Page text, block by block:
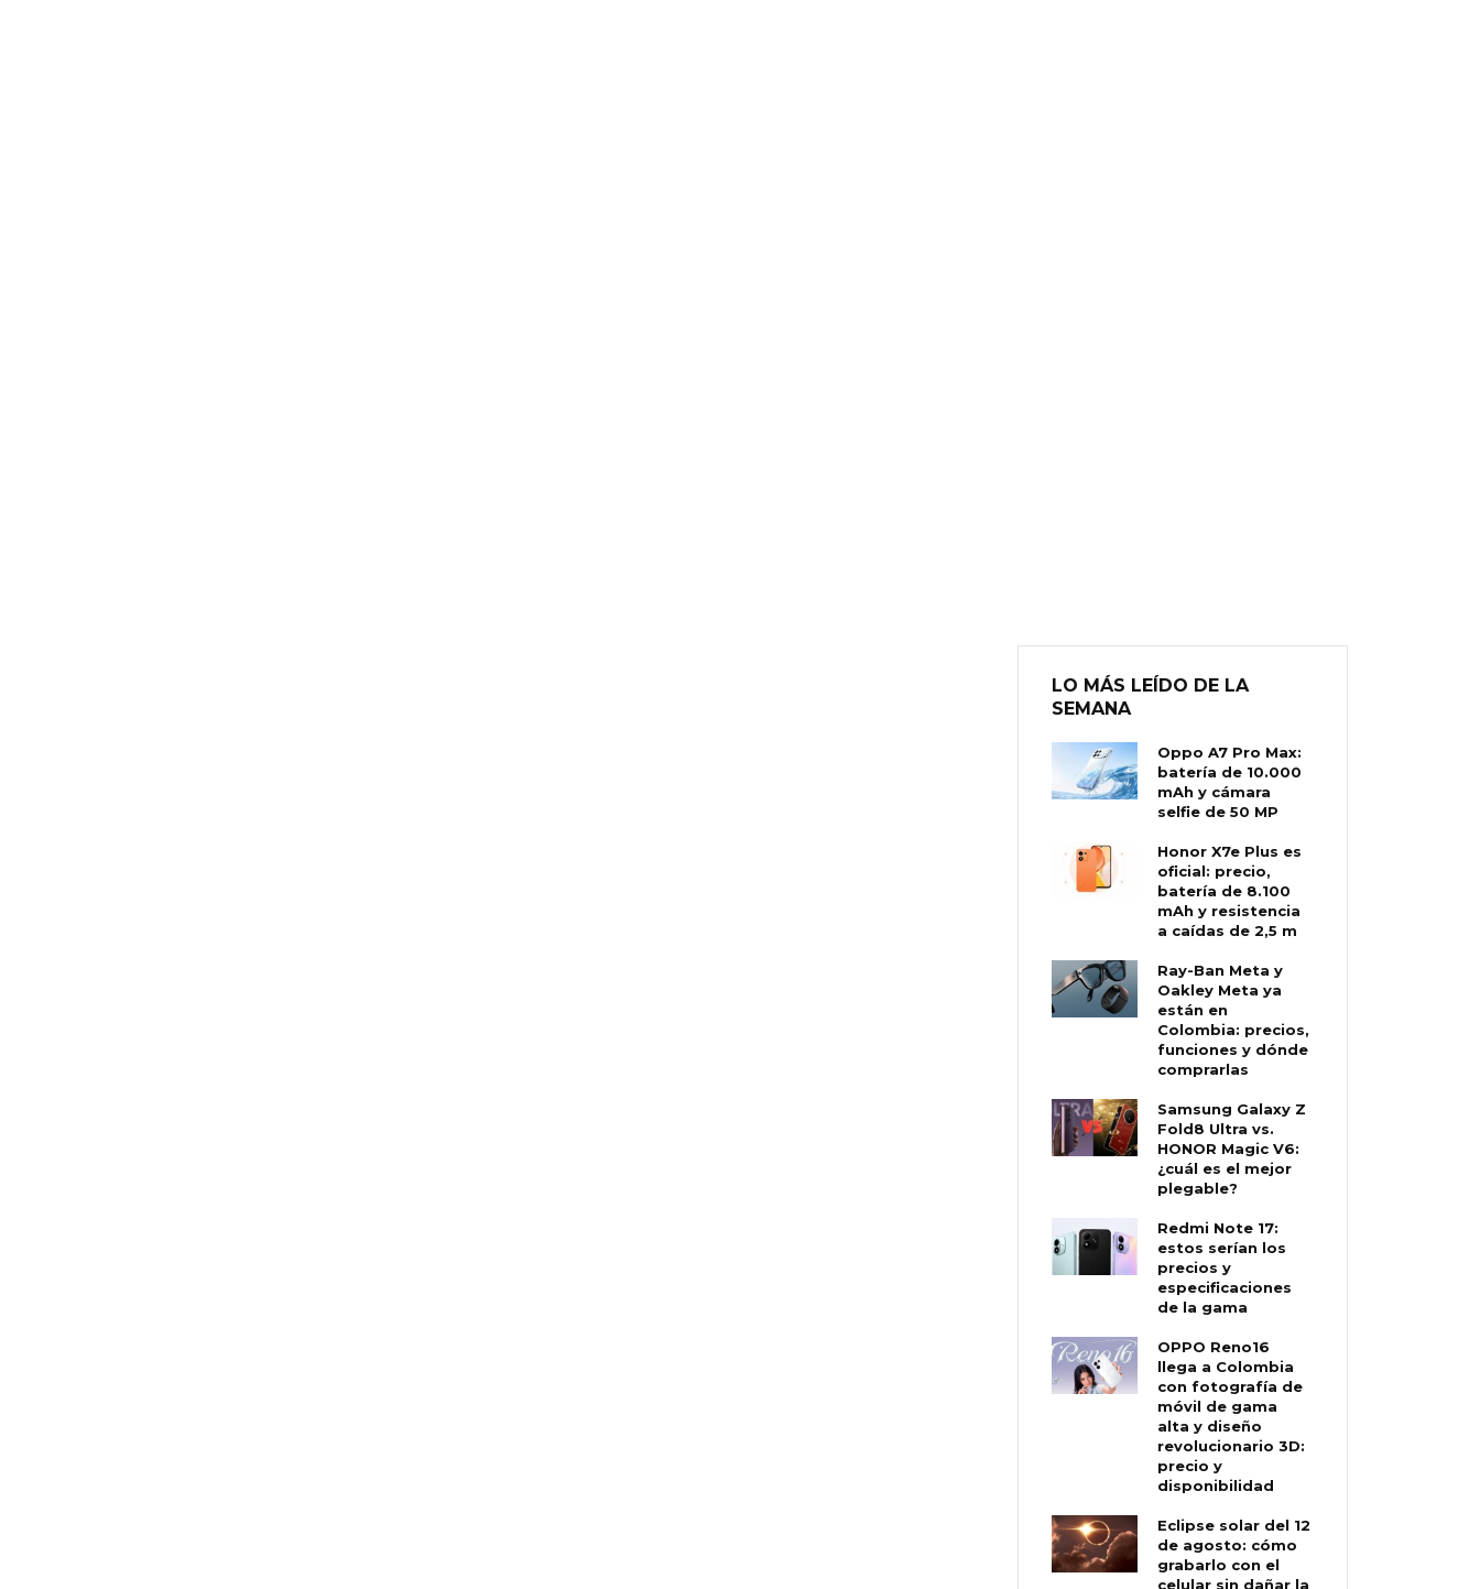
LO MÁS LEÍDO DE LA
SEMANA
Oppo A7 Pro Max:
batería de 10.000
mAh y cámara
selfie de 50 MP
Honor X7e Plus es
oficial: precio,
batería de 8.100
mAh y resistencia
a caídas de 2,5 m
Ray-Ban Meta y
Oakley Meta ya
están en
Colombia: precios,
funciones y dónde
comprarlas
Samsung Galaxy Z
Fold8 Ultra vs.
HONOR Magic V6:
¿cuál es el mejor
plegable?
Redmi Note 17:
estos serían los
precios y
especificaciones
de la gama
OPPO Reno16
llega a Colombia
con fotografía de
móvil de gama
alta y diseño
revolucionario 3D:
precio y
disponibilidad
Eclipse solar del 12
de agosto: cómo
grabarlo con el
celular sin dañar la